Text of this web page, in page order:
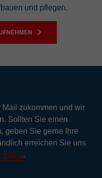
und pflegen.
Mail zukommen und wir
Sollten Sie einen
geben Sie gerne Ihre
erreichen Sie uns
918-0.